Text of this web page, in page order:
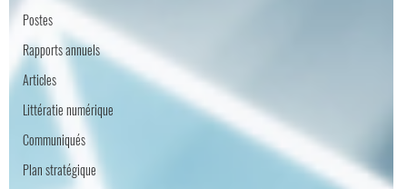
Postes
Rapports annuels
Articles
Littératie numérique
Communiqués
Plan stratégique